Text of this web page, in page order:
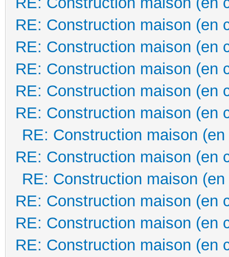
RE: Construction maison (en
RE: Construction maison (en
RE: Construction maison (en
RE: Construction maison (en
RE: Construction maison (en
RE: Construction maison
RE: Construction maison (en
RE: Construction maison
RE: Construction maison (en
RE: Construction maison (en
RE: Construction maison (en